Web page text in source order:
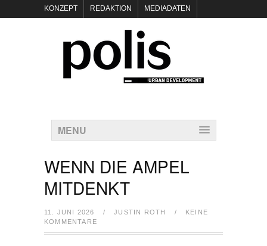
KONZEPT REDAKTION MEDIADATEN
POLIS KEYNOTES
KONTAKT DATENSCHUTZ IMPRESSUM
MENU
WENN DIE AMPEL
MITDENKT
11. JUNI 2026 / JUSTIN ROTH /
KEINE
KOMMENTARE